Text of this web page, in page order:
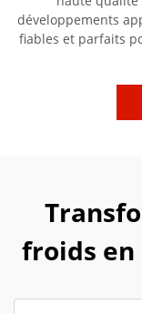
développements
fiables et parfaits
froids en